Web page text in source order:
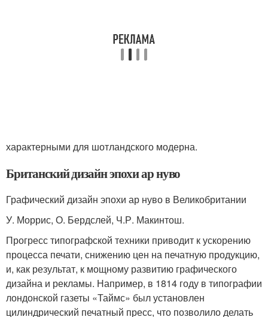
характерными для шотландского модерна.
Британский дизайн эпохи ар нуво
Графический дизайн эпохи ар нуво в Великобритании
У. Моррис, О. Бердслей, Ч.Р. Макинтош.
Прогресс типографской техники приводит к ускорению
процесса печати, снижению цен на печатную продукцию,
и, как результат, к мощному развитию графического
дизайна и рекламы. Например, в 1814 году в типографии
лондонской газеты «Таймс» был установлен
цилиндрический печатный пресс, что позволило делать